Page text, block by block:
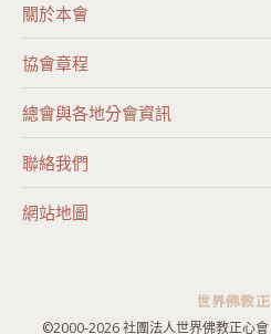
關於本會
協會章程
總會與各地分會資訊
聯絡我們
網站地圖
©2000-2026 社團法人世界佛教正心